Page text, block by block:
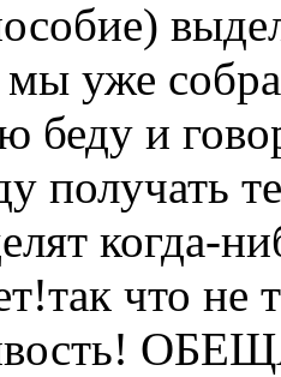
уже
беду и
получать
когда-
что не